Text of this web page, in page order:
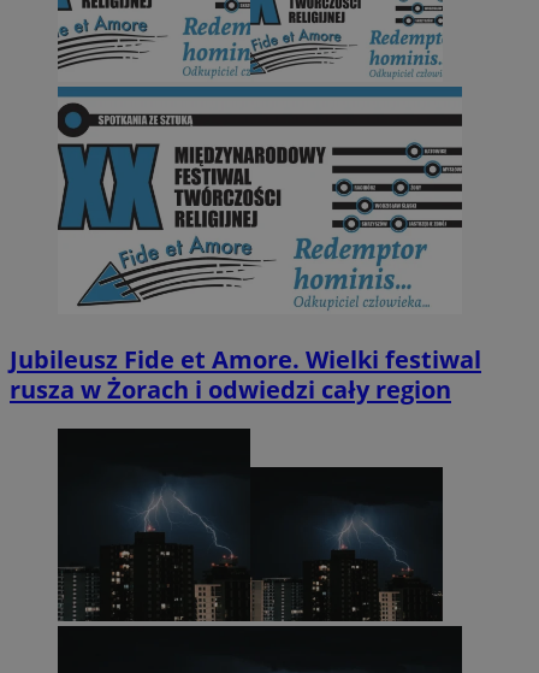
Jubileusz Fide et Amore. Wielki festiwal
rusza w Żorach i odwiedzi cały region